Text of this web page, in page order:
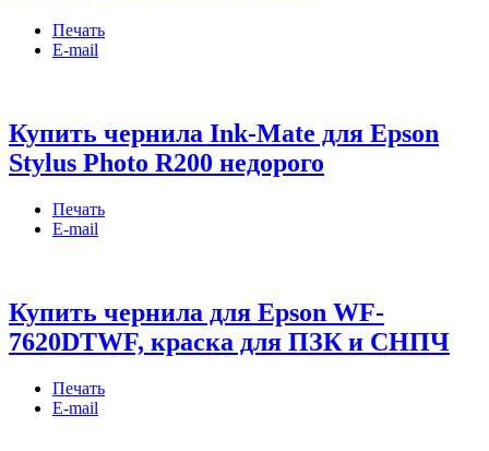
Печать
E-mail
Купить чернила Ink-Mate для Epson
Stylus Photo R200 недорого
Печать
E-mail
Купить чернила для Epson WF-
7620DTWF, краска для ПЗК и СНПЧ
Печать
E-mail